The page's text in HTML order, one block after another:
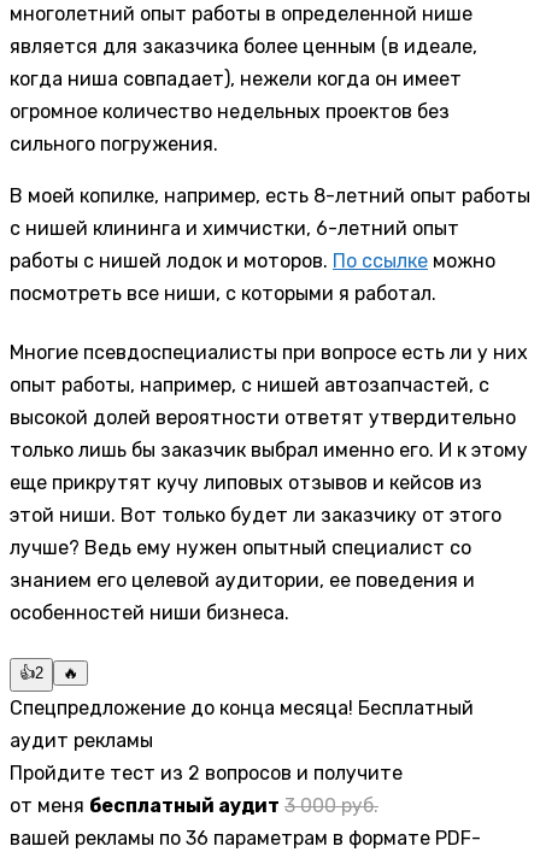
многолетний опыт работы в определенной нише
является для заказчика более ценным (в идеале,
когда ниша совпадает), нежели когда он имеет
огромное количество недельных проектов без
сильного погружения.
В моей копилке, например, есть 8-летний опыт работы
с нишей клининга и химчистки, 6-летний опыт
работы с нишей лодок и моторов. По ссылке можно
посмотреть все ниши, с которыми я работал.
Многие псевдоспециалисты при вопросе есть ли у них
опыт работы, например, с нишей автозапчастей, с
высокой долей вероятности ответят утвердительно
только лишь бы заказчик выбрал именно его. И к этому
еще прикрутят кучу липовых отзывов и кейсов из
этой ниши. Вот только будет ли заказчику от этого
лучше? Ведь ему нужен опытный специалист со
знанием его целевой аудитории, ее поведения и
особенностей ниши бизнеса.
👍2 🔥
Спецпредложение до конца месяца! Бесплатный
аудит рекламы
Пройдите тест из 2 вопросов и получите
от меня бесплатный аудит 3 000 руб.
вашей рекламы по 36 параметрам в формате PDF-